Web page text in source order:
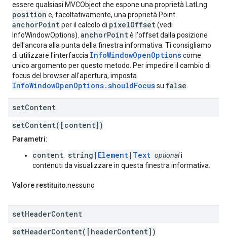
essere qualsiasi MVCObject che espone una proprietà LatLng
position e, facoltativamente, una proprietà Point
anchorPointper il calcolo di pixelOffset(vedi
InfoWindowOptions). anchorPointè l'offset dalla posizione
dell'ancora alla punta della finestra informativa. Ti consigliamo
di utilizzare l'interfaccia InfoWindowOpenOptionscome
unico argomento per questo metodo. Per impedire il cambio di
focus del browser all'apertura, imposta
InfoWindowOpenOptions.shouldFocussu false.
setContent
setContent([content])
Parametri:
content: string| Element | Text optionali
contenuti da visualizzare in questa finestra informativa.
Valore restituito:nessuno
setHeaderContent
setHeaderContent([headerContent])